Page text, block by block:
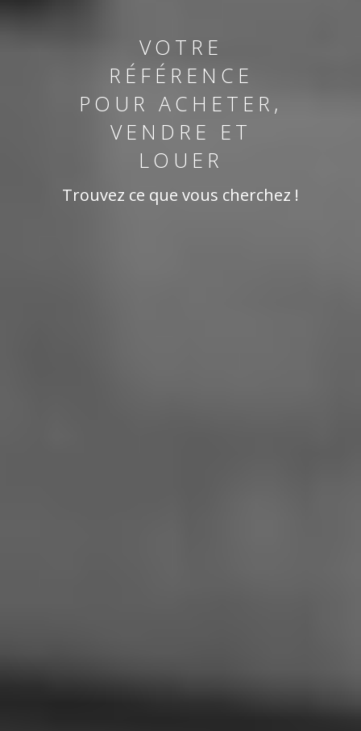
VOTRE
RÉFÉRENCE
POUR ACHETER,
VENDRE ET
LOUER
Trouvez ce que vous cherchez !